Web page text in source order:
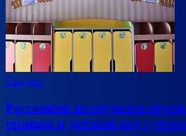
Сводки
Россиянин возмутился
пришел в детский сад с